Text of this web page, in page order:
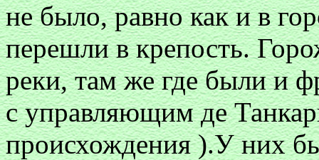
не было, равно как и в
перешли в крепость.
реки, там же где были и
с управляющим де
происхождения ).У них